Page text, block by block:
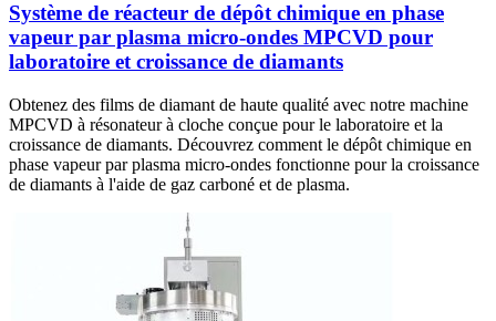
Système de réacteur de dépôt chimique en phase
vapeur par plasma micro-ondes MPCVD pour
laboratoire et croissance de diamants
Obtenez des films de diamant de haute qualité avec notre machine
MPCVD à résonateur à cloche conçue pour le laboratoire et la
croissance de diamants. Découvrez comment le dépôt chimique en
phase vapeur par plasma micro-ondes fonctionne pour la croissance
de diamants à l'aide de gaz carboné et de plasma.